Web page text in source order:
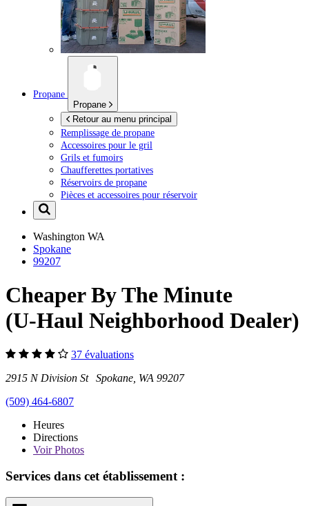
Propane
Propane
Retour au menu principal
Remplissage de propane
Accessoires pour le gril
Grils et fumoirs
Chaufferettes portatives
Réservoirs de propane
Pièces et accessoires pour réservoir
Washington WA
Spokane
99207
Cheaper By The Minute
(U-Haul Neighborhood Dealer)
37 évaluations
2915 N Division St Spokane, WA 99207
(509) 464-6807
Heures
Directions
VoirPhotos
Services dans cet établissement :